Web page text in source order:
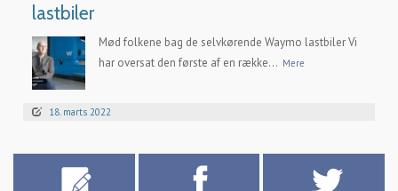
lastbiler
Mød folkene bag de selvkørende Waymo lastbiler Vi
har oversat den første af en række... Mere
18. marts 2022